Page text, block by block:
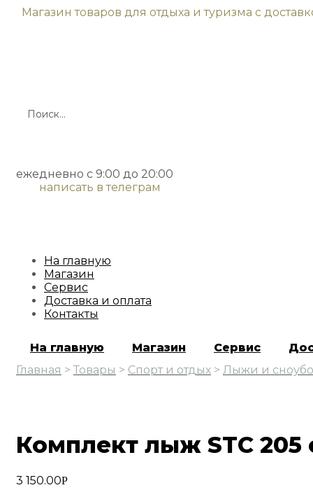
Магазин товаров для отдыха и туризма с
ежедневно с 9:00 до 20:00
написать в телеграм
На главную
Магазин
Сервис
Доставка и оплата
Контакты
На главную Магазин Сервис
Главная > Товары > Спорт и отдых > Лыжи и
Комплект лыж STC 205
3 150.00Р